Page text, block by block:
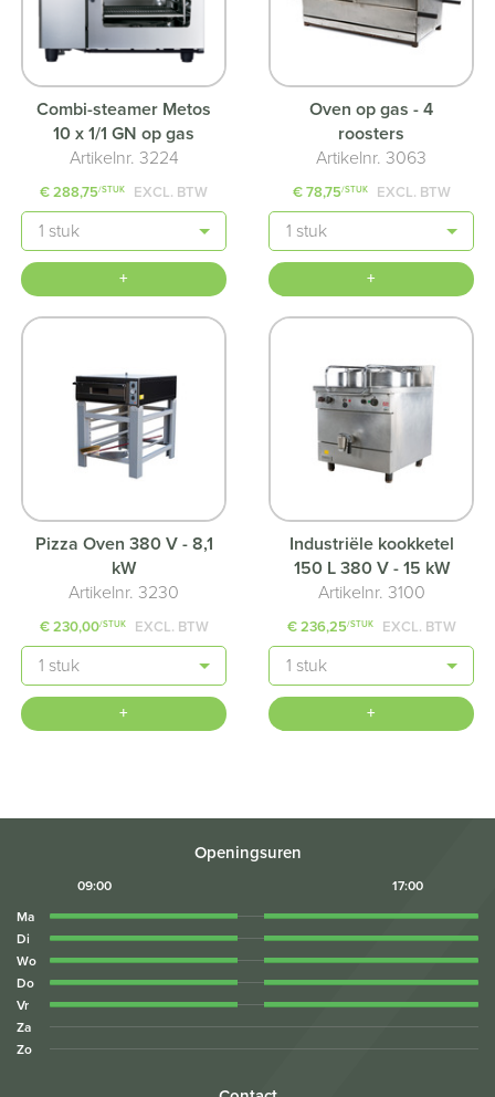
Combi-steamer Metos
10 x 1/1 GN op gas
Artikelnr. 3224
€ 288,75/STUK EXCL. BTW
Aantal
+
Oven op gas - 4
roosters
Artikelnr. 3063
€ 78,75/STUK EXCL. BTW
Aantal
+
Pizza Oven 380 V - 8,1
kW
Artikelnr. 3230
€ 230,00/STUK EXCL. BTW
Aantal
+
Industriële kookketel
150 L 380 V - 15 kW
Artikelnr. 3100
€ 236,25/STUK EXCL. BTW
Aantal
+
Openingsuren
09:00
17:00
Ma
Di
Wo
Do
Vr
Za
Zo